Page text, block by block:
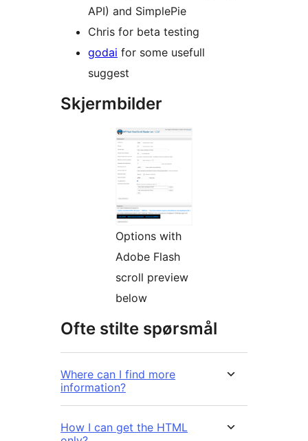
API) and SimplePie
Chris for beta testing
godai for some usefull
suggest
Skjermbilder
Options with
Adobe Flash
scroll preview
below
Ofte stilte spørsmål
Where can I find more
information?
How I can get the HTML